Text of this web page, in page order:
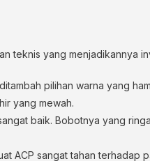
teknis yang menjadikannya
pilihan warna yang
yang mewah.
baik. Bobotnya yang
ACP sangat tahan terhadap